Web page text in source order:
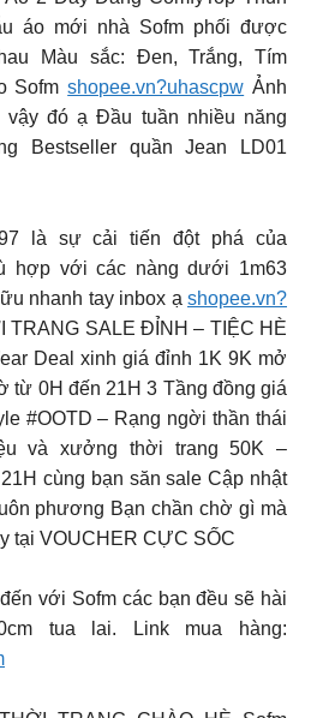
áo mới nhà Sofm phối được
Màu sắc: Đen, Trắng, Tím
Sofmshopee.vn?uhascpw Ảnh
vậy đó ạ Đầu tuần nhiều năng
Bestseller quần Jean LD01
là sự cải tiến đột phá của
hợp với các nàng dưới 1m63
nhanh tay inbox ạ shopee.vn?
TRANG SALE ĐỈNH – TIỆC HÈ
Deal xinh giá đỉnh 1K 9K mở
từ 0H đến 21H 3 Tầng đồng giá
#OOTD – Rạng ngời thần thái
và xưởng thời trang 50K –
cùng bạn săn sale Cập nhật
phương Bạn chần chờ gì mà
tại VOUCHER CỰC SỐC
với Sofm các bạn đều sẽ hài
tua lai. Link mua hàng: